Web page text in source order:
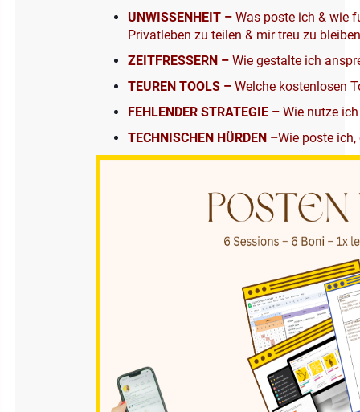
UNWISSENHEIT – Was poste ich & wie
Privatleben zu teilen & mir treu zu
ZEITFRESSERN – Wie gestalte ich
TEUREN TOOLS – Welche kostenlosen
FEHLENDER STRATEGIE – Wie nutze
TECHNISCHEN HÜRDEN –Wie poste